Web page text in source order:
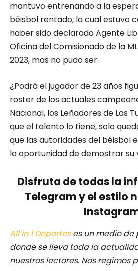
mantuvo entrenando a la
béisbol rentado, la cual estuvo
haber sido declarado Agente
Oficina del Comisionado de la
2023, mas no pudo ser.
¿Podrá el jugador de 23 años
roster de los actuales
Nacional, los Leñadores de Las
que el talento lo tiene, solo
que las autoridades del béisbol
la oportunidad de demostrar su
Disfruta de todas la
Telegram y el estilo
All in 1 Deporteses un medio de
donde se lleva toda la
nuestros lectores. Nos regimos